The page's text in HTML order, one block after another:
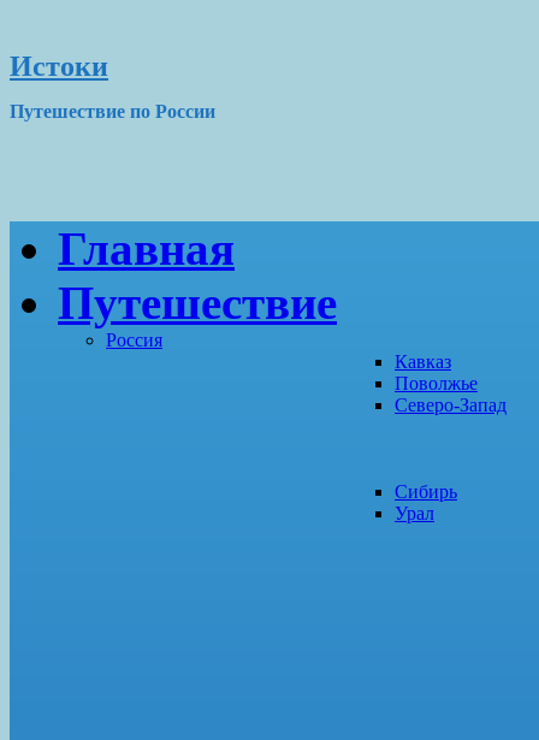
Истоки
Путешествие по России
Главная
Путешествие
Россия
Кавказ
Поволжье
Северо-Запад
Сибирь
Урал